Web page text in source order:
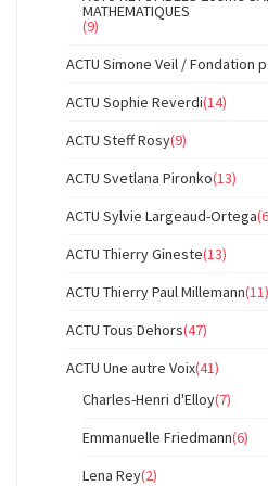
MATHEMATIQUES
(9)
ACTU Simone Veil / Fondation
ACTU Sophie Reverdi(14)
ACTU Steff Rosy(9)
ACTU Svetlana Pironko(13)
ACTU Sylvie Largeaud-Ortega
ACTU Thierry Gineste(13)
ACTU Thierry Paul Millemann(11)
ACTU Tous Dehors(47)
ACTU Une autre Voix(41)
Charles-Henri d'Elloy(7)
Emmanuelle Friedmann(6)
Lena Rey(2)